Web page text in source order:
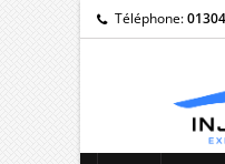
Téléphone: